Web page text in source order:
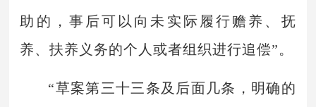
助的，事后可以向未实际履行赡养、抚
养、扶养义务的个人或者组织进行追偿”。
“草案第三十三条及后面几条，明确的